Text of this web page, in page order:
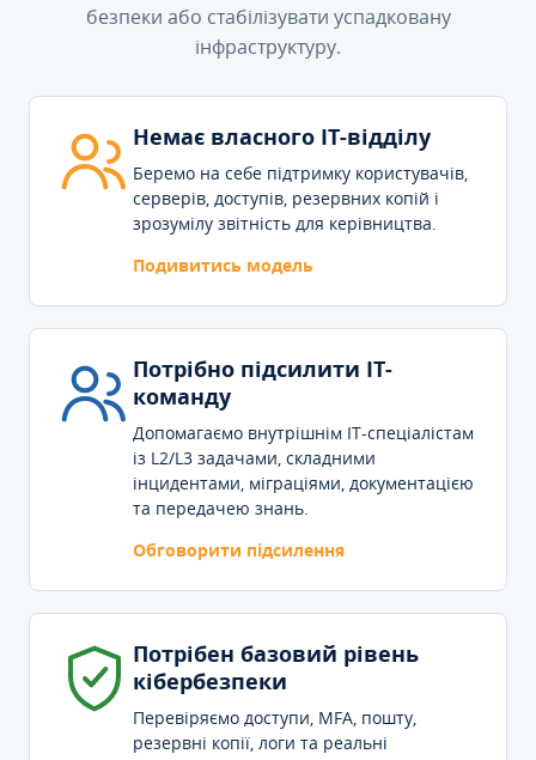
безпеки або стабілізувати успадковану
інфраструктуру.
Немає власного IT-відділу
Беремо на себе підтримку користувачів,
серверів, доступів, резервних копій і
зрозумілу звітність для керівництва.
Подивитись модель
Потрібно підсилити IT-
команду
Допомагаємо внутрішнім IT-спеціалістам
із L2/L3 задачами, складними
інцидентами, міграціями, документацією
та передачею знань.
Обговорити підсилення
Потрібен базовий рівень
кібербезпеки
Перевіряємо доступи, MFA, пошту,
резервні копії, логи та реальні